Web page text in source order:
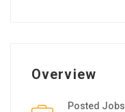
Overview
Posted Jobs